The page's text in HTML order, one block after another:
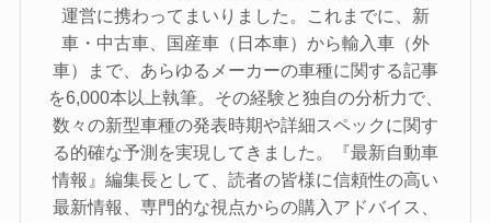
運営に携わってまいりました。これまでに、新
車・中古車、国産車（日本車）から輸入車（外
車）まで、あらゆるメーカーの車種に関する記事
を6,000本以上執筆。その経験と独自の分析力で、
数々の新型車種の発表時期や詳細スペックに関す
る的確な予測を実現してきました。『最新自動車
情報』編集長として、読者の皆様に信頼性の高い
最新情報、専門的な視点からの購入アドバイス、